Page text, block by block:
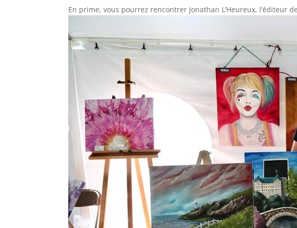
En prime, vous pourrez rencontrer Jonathan L’Heureux, l’éditeur